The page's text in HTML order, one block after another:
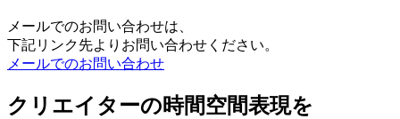
メールでのお問い合わせは、
下記リンク先よりお問い合わせください。
メールでのお問い合わせ
クリエイターの時間空間表現を